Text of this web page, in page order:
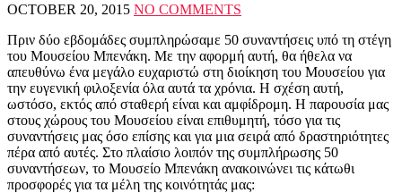
OCTOBER 20, 2015 NO COMMENTS
Πριν δύο εβδομάδες συμπληρώσαμε 50 συναντήσεις υπό τη στέγη
του Μουσείου Μπενάκη. Με την αφορμή αυτή, θα ήθελα να
απευθύνω ένα μεγάλο ευχαριστώ στη διοίκηση του Μουσείου για
την ευγενική φιλοξενία όλα αυτά τα χρόνια. Η σχέση αυτή,
ωστόσο, εκτός από σταθερή είναι και αμφίδρομη. Η παρουσία μας
στους χώρους του Μουσείου είναι επιθυμητή, τόσο για τις
συναντήσεις μας όσο επίσης και για μια σειρά από δραστηριότητες
πέρα από αυτές. Στο πλαίσιο λοιπόν της συμπλήρωσης 50
συναντήσεων, το Μουσείο Μπενάκη ανακοινώνει τις κάτωθι
προσφορές για τα μέλη της κοινότητάς μας: